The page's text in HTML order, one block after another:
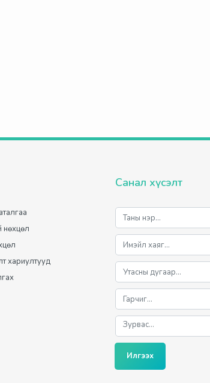
нөхцөл
хариултууд
Санал хүсэлт
Илгээх